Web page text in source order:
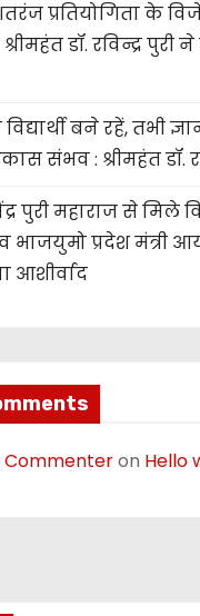
प्रतियोगिता के
डॉ. रविन्द्र पुरी
बने रहें, तभी
संभव : श्रीमहंत डॉ.
पुरी महाराज से मिले
प्रदेश मंत्री
आशीर्वाद
Commenteron Hello